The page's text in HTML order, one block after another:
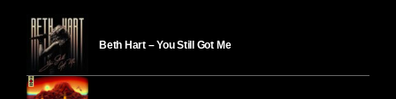
Beth Hart – You Still Got Me